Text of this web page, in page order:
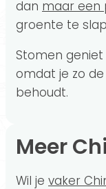
dan maar een
groente te
Stomen
omdat je zo
behoudt.
Meer
Wil je vaker